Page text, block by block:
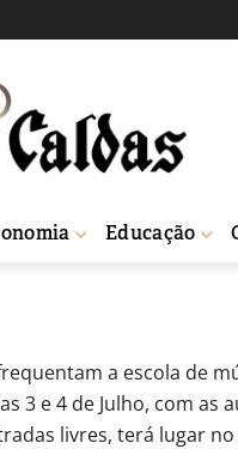
Educação
a escola de
3 e 4 de Julho, com as
livres, terá lugar